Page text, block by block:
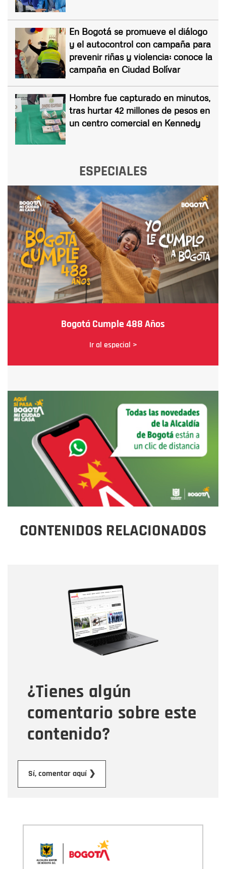
En Bogotá se promueve el diálogo
y el autocontrol con campaña para
prevenir riñas y violencia: conoce la
campaña en Ciudad Bolívar
Hombre fue capturado en minutos,
tras hurtar 42 millones de pesos en
un centro comercial en Kennedy
ESPECIALES
Bogotá Cumple 488 Años
Ir al especial >
CONTENIDOS RELACIONADOS
¿Tienes algún
comentario sobre este
contenido?
Sí, comentar aquí ❯
Correo electrónico
Tipo de comentario
Mensaje